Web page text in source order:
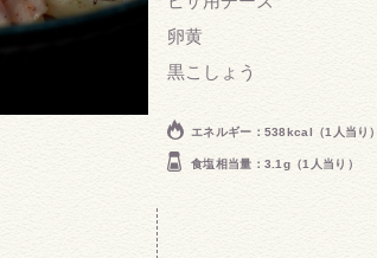
卵黄
黒こしょう
エネルギー：538kcal（1人当り）
食塩相当量：3.1g（1人当り）